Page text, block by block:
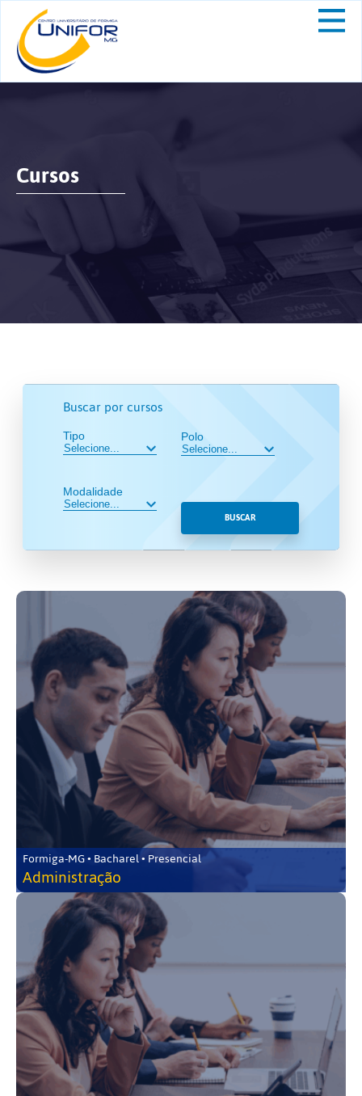
Cursos
Buscar por cursos
Tipo
Modalidade
Polo
BUSCAR
Formiga-MG • Bacharel • Presencial
Administração